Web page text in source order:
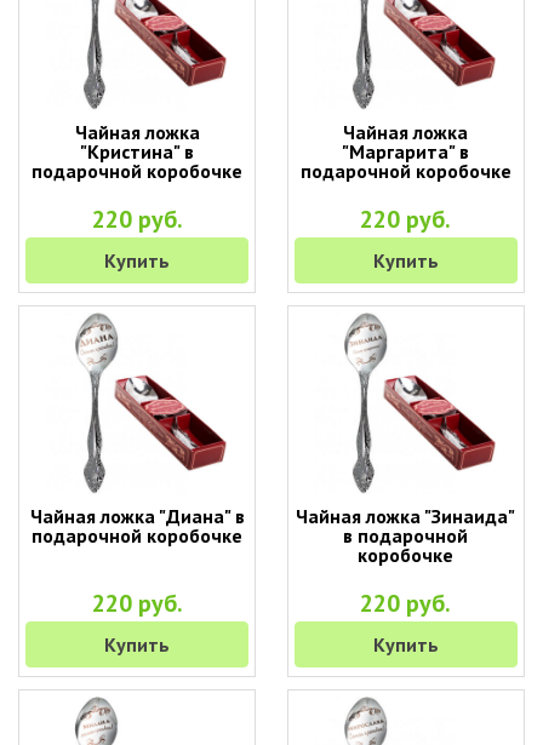
Чайная ложка
"Кристина" в
подарочной коробочке
220 руб.
Купить
Чайная ложка
"Маргарита" в
подарочной коробочке
220 руб.
Купить
Чайная ложка "Диана" в
подарочной коробочке
220 руб.
Купить
Чайная ложка "Зинаида"
в подарочной
коробочке
220 руб.
Купить